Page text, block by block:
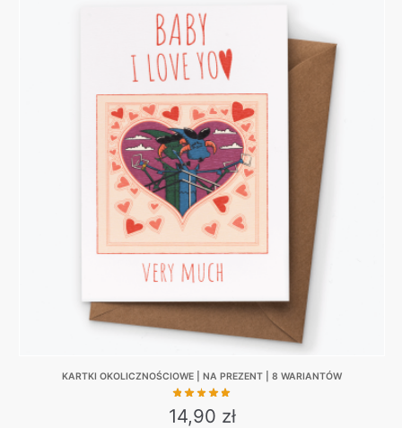
KARTKI OKOLICZNOŚCIOWE | NA PREZENT | 8 WARIANTÓW
14,90 zł